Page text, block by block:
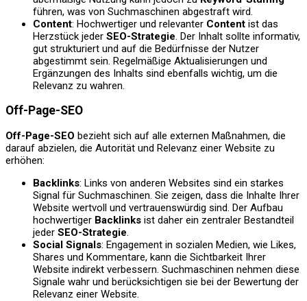
führen, was von Suchmaschinen abgestraft wird.
Content: Hochwertiger und relevanter Content ist das
Herzstück jeder SEO-Strategie. Der Inhalt sollte informativ,
gut strukturiert und auf die Bedürfnisse der Nutzer
abgestimmt sein. Regelmäßige Aktualisierungen und
Ergänzungen des Inhalts sind ebenfalls wichtig, um die
Relevanz zu wahren.
Off-Page-SEO
Off-Page-SEO bezieht sich auf alle externen Maßnahmen, die
darauf abzielen, die Autorität und Relevanz einer Website zu
erhöhen:
Backlinks: Links von anderen Websites sind ein starkes
Signal für Suchmaschinen. Sie zeigen, dass die Inhalte Ihrer
Website wertvoll und vertrauenswürdig sind. Der Aufbau
hochwertiger Backlinks ist daher ein zentraler Bestandteil
jeder SEO-Strategie.
Social Signals: Engagement in sozialen Medien, wie Likes,
Shares und Kommentare, kann die Sichtbarkeit Ihrer
Website indirekt verbessern. Suchmaschinen nehmen diese
Signale wahr und berücksichtigen sie bei der Bewertung der
Relevanz einer Website.